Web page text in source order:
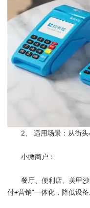
2、 适用场景：从街头
小微商户：
餐厅、便利店、美甲沙
付+营销”一体化，降低设备